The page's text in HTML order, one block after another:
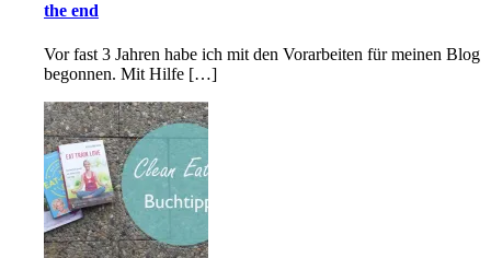
the end
Vor fast 3 Jahren habe ich mit den Vorarbeiten für meinen Blog
begonnen. Mit Hilfe […]